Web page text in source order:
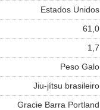
Estados Unidos
61,0
1,7
Peso Galo
Jiu-jítsu brasileiro
Gracie Barra Portland